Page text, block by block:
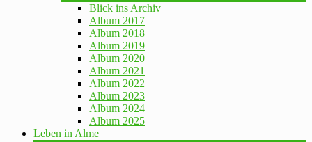
Blick ins Archiv
Album 2017
Album 2018
Album 2019
Album 2020
Album 2021
Album 2022
Album 2023
Album 2024
Album 2025
Leben in Alme